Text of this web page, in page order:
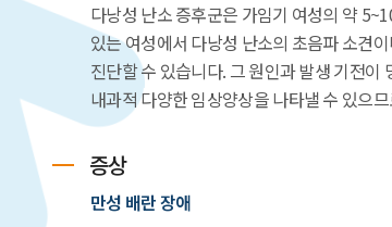
다낭성 난소 증후군은 가임기 여성의 약
있는 여성에서 다낭성 난소의 초음파 소견
진단할 수 있습니다. 그 원인과 발생 기전
내과적 다양한 임상양상을 나타낼 수 있으
증상
만성 배란 장애